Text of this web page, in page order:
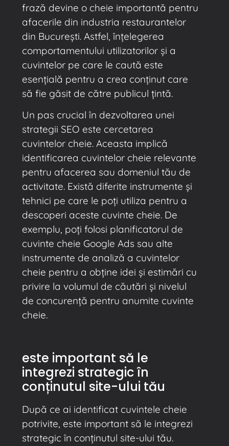
frază devine o cheie importantă pentru
afacerile din industria restaurantelor
din București. Astfel, înțelegerea
comportamentului utilizatorilor și a
cuvintelor pe care le caută este
esențială pentru a crea conținut care
să fie găsit de către publicul țintă.
Un pas crucial în dezvoltarea unei
strategii SEO este cercetarea
cuvintelor cheie. Aceasta implică
identificarea cuvintelor cheie relevante
pentru afacerea sau domeniul tău de
activitate. Există diferite instrumente și
tehnici pe care le poți utiliza pentru a
descoperi aceste cuvinte cheie. De
exemplu, poți folosi planificatorul de
cuvinte cheie Google Ads sau alte
instrumente de analiză a cuvintelor
cheie pentru a obține idei și estimări cu
privire la volumul de căutări și nivelul
de concurență pentru anumite cuvinte
cheie.
este important să le
integrezi strategic în
conținutul site-ului tău
După ce ai identificat cuvintele cheie
potrivite, este important să le integrezi
strategic în conținutul site-ului tău.